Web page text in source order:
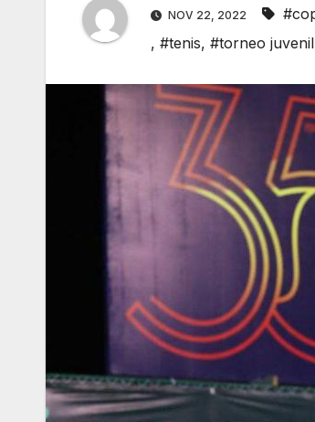
NOV 22, 2022
, #tenis, #torneo juvenil